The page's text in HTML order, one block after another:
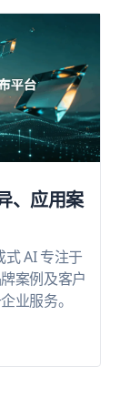
、应用案
AI 专注于
案例及客户
业服务。